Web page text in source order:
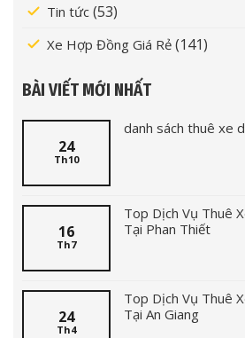
Tin tức (53)
Xe Hợp Đồng Giá Rẻ (141)
BÀI VIẾT MỚI NHẤT
24
Th10
danh sách thuê xe
16
Th7
Top Dịch Vụ Thuê
Tại Phan Thiết
24
Th4
Top Dịch Vụ Thuê
Tại An Giang